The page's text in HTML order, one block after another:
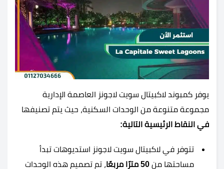
يوفر كمبوند لاكبيتال سويت لاجونز العاصمة الإدارية
مجموعة متنوعة من الوحدات السكنية، حيث يتم تصنيفها
في النقاط الرئيسية التالية:
تتوفر في لاكبيتال سويت لاجونز استديوهات تبدأ
مساحتها من 50 مترًا مربعًا
، تم تصميم هذه الوحدات